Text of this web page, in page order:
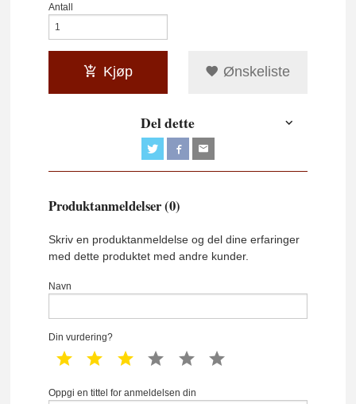
Antall
Kjøp Ønskeliste
Del dette
Produktanmeldelser (0)
Skriv en produktanmeldelse og del dine erfaringer
med dette produktet med andre kunder.
Navn
Din vurdering?
1 star 2 star 3 star 4 star 5 star
Oppgi en tittel for anmeldelsen din